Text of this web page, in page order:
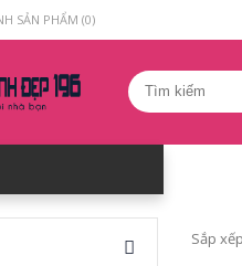
SẢN PHẨM (0)
Sắp